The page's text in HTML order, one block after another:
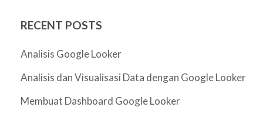
RECENT POSTS
Analisis Google Looker
Analisis dan Visualisasi Data dengan Google Looker
Membuat Dashboard Google Looker